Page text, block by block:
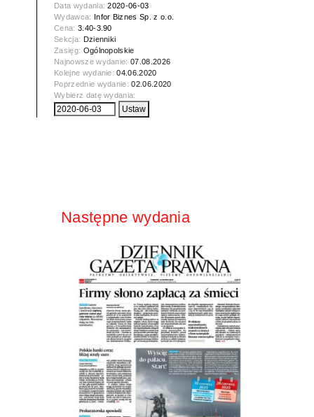
Data wydania:2020-06-03
Wydawca: Infor Biznes Sp. z o.o.
Cena: 3.40-3.90
Sekcja: Dzienniki
Zasięg: Ogólnopolskie
Najnowsze wydanie:07.08.2026
Kolejne wydanie:04.06.2020
Poprzednie wydanie:02.06.2020
Wybierz datę wydania:
Następne wydania